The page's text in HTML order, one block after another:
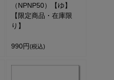
（NPNP50）【ゆ】
【限定商品・在庫限
り】
990円(税込)